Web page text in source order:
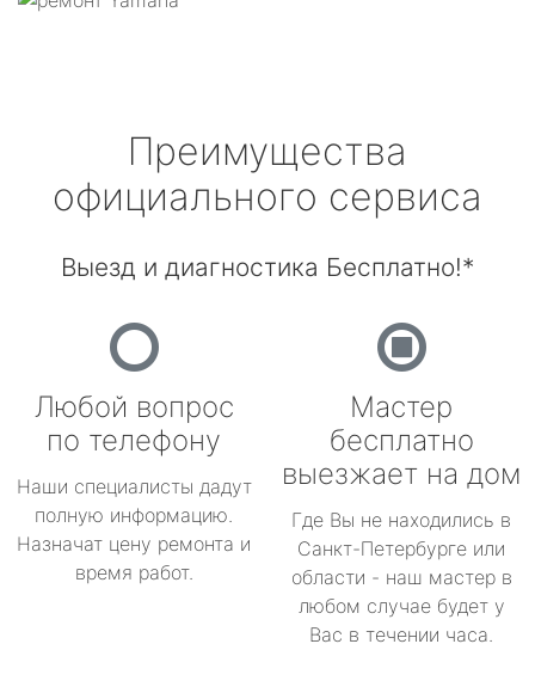
Преимущества
официального сервиса
Выезд и диагностика Бесплатно!*
Любой вопрос
по телефону
Наши специалисты дадут
полную информацию.
Назначат цену ремонта и
время работ.
Мастер
бесплатно
выезжает на дом
Где Вы не находились в
Санкт-Петербурге или
области - наш мастер в
любом случае будет у
Вас в течении часа.